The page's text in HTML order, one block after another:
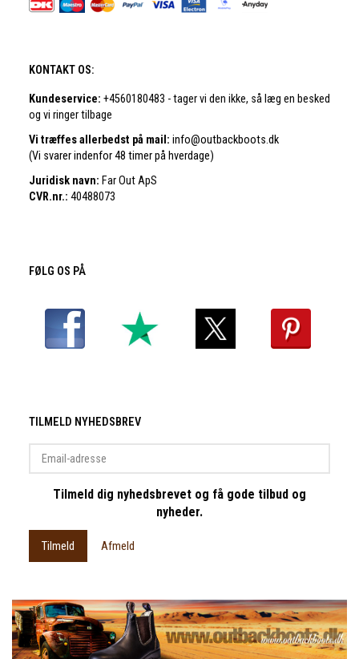
KONTAKT OS:
Kundeservice: +4560180483 - tager vi den ikke, så læg en besked
og vi ringer tilbage
Vi træffes allerbedst på mail: info@outbackboots.dk
(Vi svarer indenfor 48 timer på hverdage)
Juridisk navn: Far Out ApS
CVR.nr.: 40488073
FØLG OS PÅ
TILMELD NYHEDSBREV
adresse
Tilmeld dig nyhedsbrevet og få gode tilbud og
nyheder.
Tilmeld Afmeld